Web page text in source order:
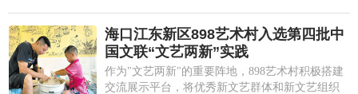
海口江东新区898艺术村入选第四批中
国文联“文艺两新”实践
作为"文艺两新"的重要阵地，898艺术村积极搭建
交流展示平台，将优秀新文艺群体和新文艺组织